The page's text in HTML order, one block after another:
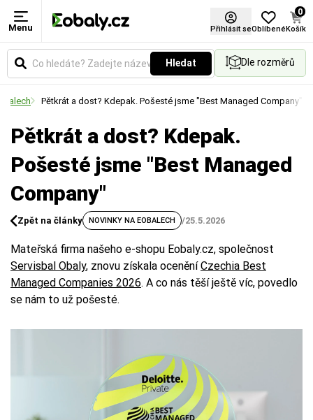
Menu Přihlásit seOblíbené
0
Košík
Hledat Dle rozměrů
Pětkrát a dost? Kdepak. Pošesté jsme "Best Managed Company"
Pětkrát a dost? Kdepak.
Pošesté jsme "Best Managed
Company"
Zpět na články NOVINKY NA EOBALECH /25.5.2026
Mateřská firma našeho e-shopu Eobaly.cz, společnost
Servisbal Obaly, znovu získala oceněníCzechia Best
Managed Companies 2026. A co nás těší ještě víc, povedlo
se nám to už pošesté.